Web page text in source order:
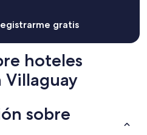
gratis
hoteles
Villaguay
sobre